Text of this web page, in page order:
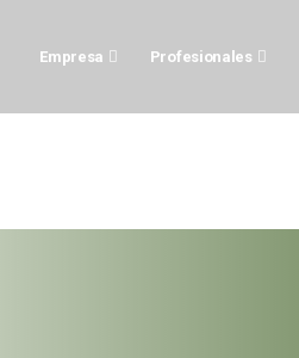
Empresa Profesionales